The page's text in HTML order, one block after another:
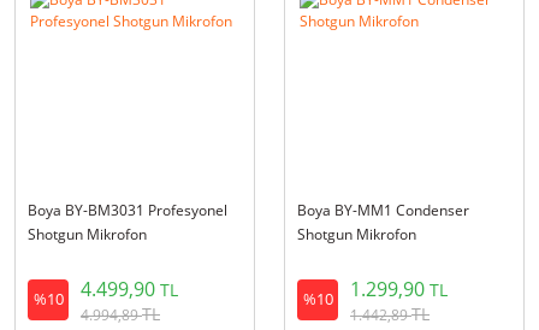
Boya BY-BM3031 Profesyonel
Shotgun Mikrofon
%10 4.499,90 TL
4.994,89TL
Boya BY-MM1 Condenser
Shotgun Mikrofon
%10 1.299,90 TL
1.442,89TL